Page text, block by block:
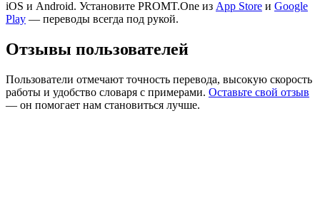
iOS и Android. Установите PROMT.One из App Store и Google
Play — переводы всегда под рукой.
Отзывы пользователей
Пользователи отмечают точность перевода, высокую скорость
работы и удобство словаря с примерами. Оставьте свой отзыв
— он помогает нам становиться лучше.